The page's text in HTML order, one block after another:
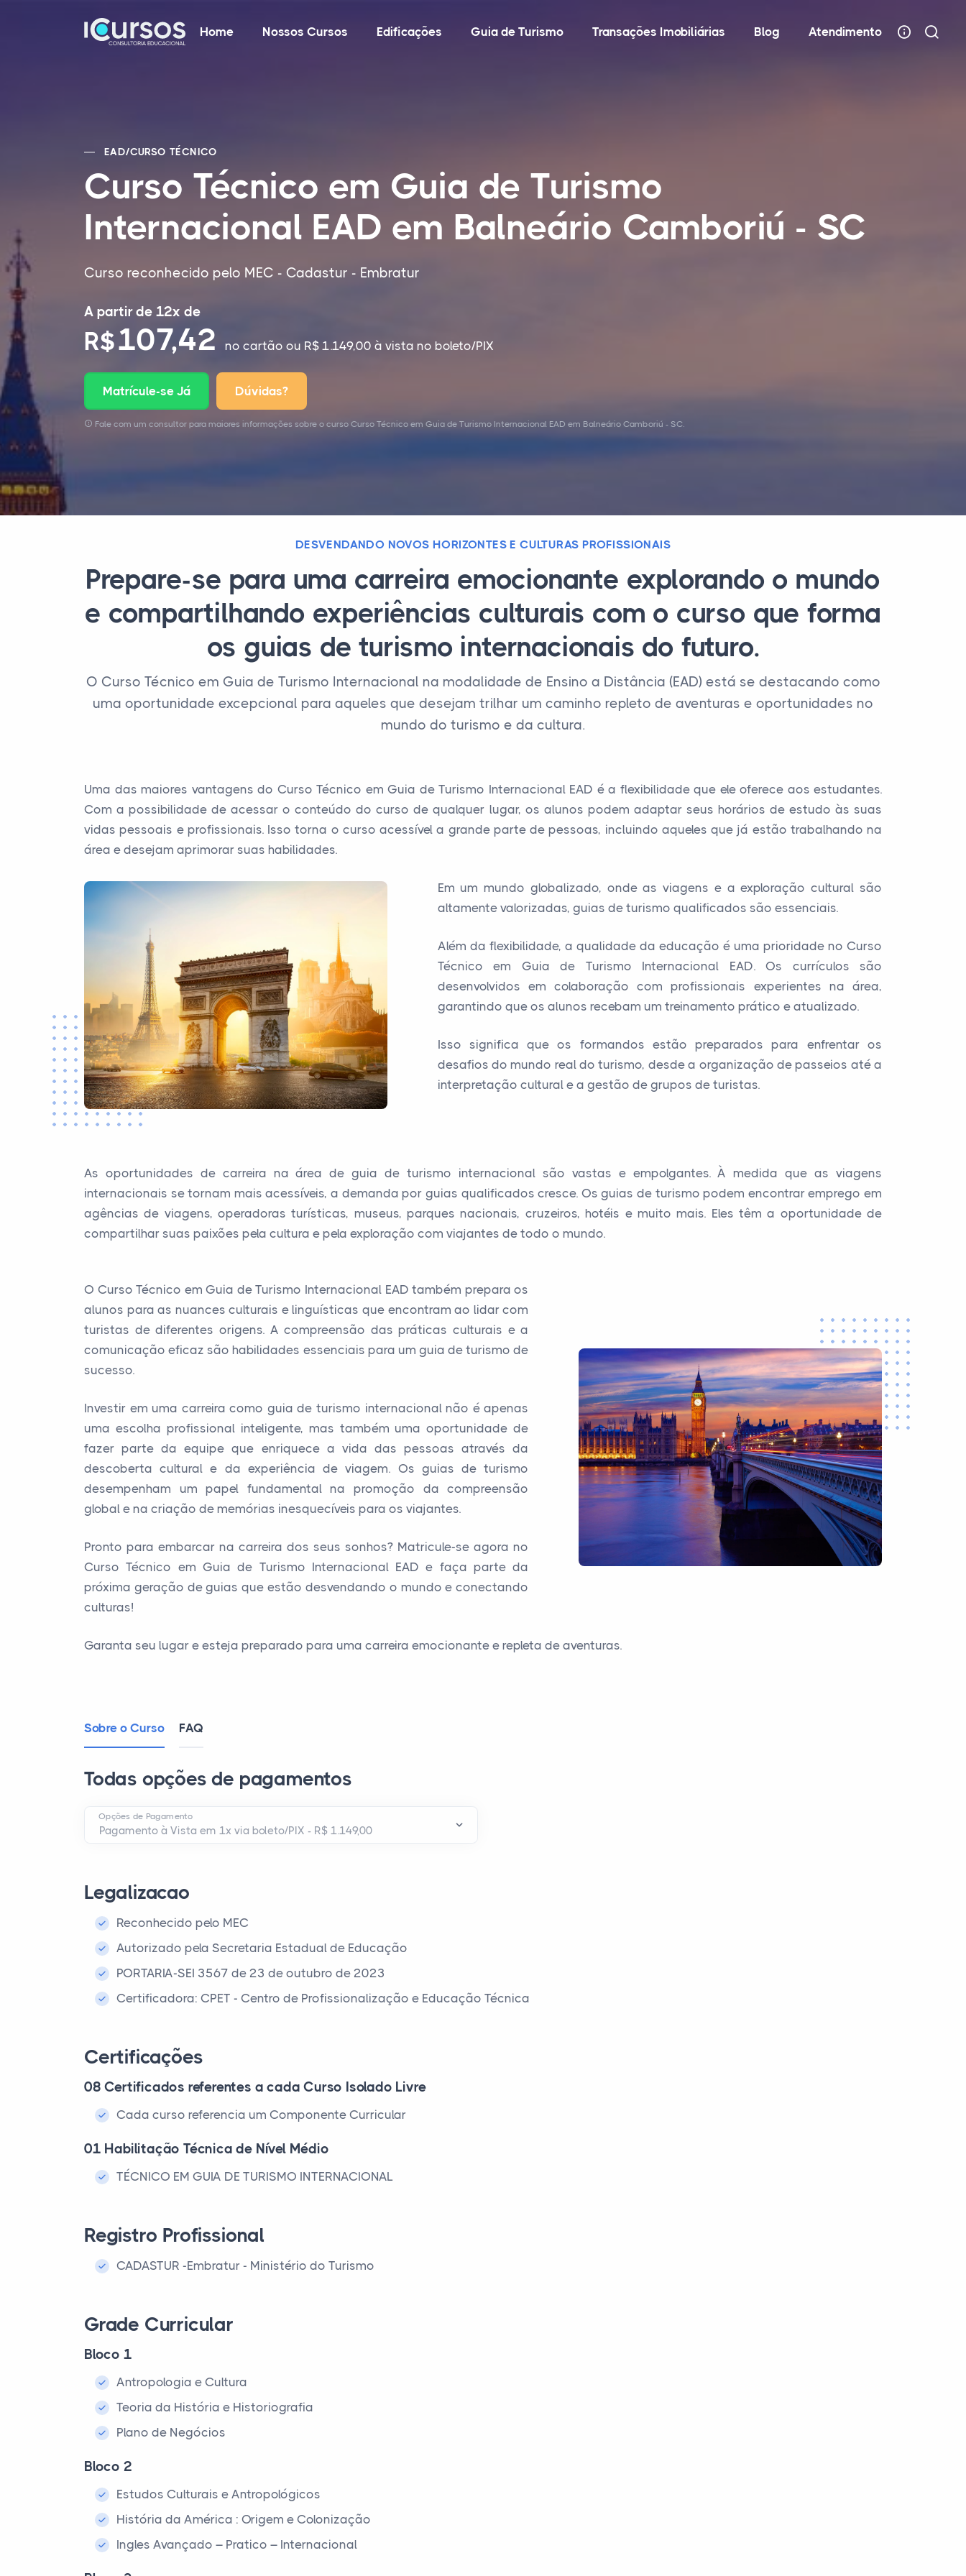
Home Nossos Cursos Edificações Guia de Turismo Transações Imobiliárias Blog Atendimento
EAD/CURSO TÉCNICO
Curso Técnico em Guia de Turismo
Internacional EAD em Balneário Camboriú - SC
Curso reconhecido pelo MEC - Cadastur - Embratur
A partir de 12x de
R$107,42 no cartão ou R$ 1.149,00 à vista no boleto/PIX
Matrícule-se Já Dúvidas?
Fale com um consultor para maiores informações sobre o curso Curso Técnico em Guia de Turismo Internacional EAD em Balneário Camboriú - SC.
DESVENDANDO NOVOS HORIZONTES E CULTURAS PROFISSIONAIS
Prepare-se para uma carreira emocionante explorando o mundo
e compartilhando experiências culturais com o curso que forma
os guias de turismo internacionais do futuro.
O Curso Técnico em Guia de Turismo Internacional na modalidade de Ensino a Distância (EAD) está se destacando como
uma oportunidade excepcional para aqueles que desejam trilhar um caminho repleto de aventuras e oportunidades no
mundo do turismo e da cultura.
Uma das maiores vantagens do Curso Técnico em Guia de Turismo Internacional EAD é a flexibilidade que ele oferece aos estudantes.
Com a possibilidade de acessar o conteúdo do curso de qualquer lugar, os alunos podem adaptar seus horários de estudo às suas
vidas pessoais e profissionais. Isso torna o curso acessível a grande parte de pessoas, incluindo aqueles que já estão trabalhando na
área e desejam aprimorar suas habilidades.
Em um mundo globalizado, onde as viagens e a exploração cultural são
altamente valorizadas, guias de turismo qualificados são essenciais.
Além da flexibilidade, a qualidade da educação é uma prioridade no Curso
Técnico em Guia de Turismo Internacional EAD. Os currículos são
desenvolvidos em colaboração com profissionais experientes na área,
garantindo que os alunos recebam um treinamento prático e atualizado.
Isso significa que os formandos estão preparados para enfrentar os
desafios do mundo real do turismo, desde a organização de passeios até a
interpretação cultural e a gestão de grupos de turistas.
As oportunidades de carreira na área de guia de turismo internacional são vastas e empolgantes. À medida que as viagens
internacionais se tornam mais acessíveis, a demanda por guias qualificados cresce. Os guias de turismo podem encontrar emprego em
agências de viagens, operadoras turísticas, museus, parques nacionais, cruzeiros, hotéis e muito mais. Eles têm a oportunidade de
compartilhar suas paixões pela cultura e pela exploração com viajantes de todo o mundo.
O Curso Técnico em Guia de Turismo Internacional EAD também prepara os
alunos para as nuances culturais e linguísticas que encontram ao lidar com
turistas de diferentes origens. A compreensão das práticas culturais e a
comunicação eficaz são habilidades essenciais para um guia de turismo de
sucesso.
Investir em uma carreira como guia de turismo internacional não é apenas
uma escolha profissional inteligente, mas também uma oportunidade de
fazer parte da equipe que enriquece a vida das pessoas através da
descoberta cultural e da experiência de viagem. Os guias de turismo
desempenham um papel fundamental na promoção da compreensão
global e na criação de memórias inesquecíveis para os viajantes.
Pronto para embarcar na carreira dos seus sonhos? Matricule-se agora no
Curso Técnico em Guia de Turismo Internacional EAD e faça parte da
próxima geração de guias que estão desvendando o mundo e conectando
culturas!
Garanta seu lugar e esteja preparado para uma carreira emocionante e repleta de aventuras.
Sobre o Curso FAQ
Todas opções de pagamentos
Opções de Pagamento
Legalizacao
Reconhecido pelo MEC
Autorizado pela Secretaria Estadual de Educação
PORTARIA-SEI 3567 de 23 de outubro de 2023
Certificadora: CPET - Centro de Profissionalização e Educação Técnica
Certificações
08 Certificados referentes a cada Curso Isolado Livre
Cada curso referencia um Componente Curricular
01 Habilitação Técnica de Nível Médio
TÉCNICO EM GUIA DE TURISMO INTERNACIONAL
Registro Profissional
CADASTUR -Embratur - Ministério do Turismo
Grade Curricular
Bloco 1
Antropologia e Cultura
Teoria da História e Historiografia
Plano de Negócios
Bloco 2
Estudos Culturais e Antropológicos
História da América : Origem e Colonização
Ingles Avançado – Pratico – Internacional